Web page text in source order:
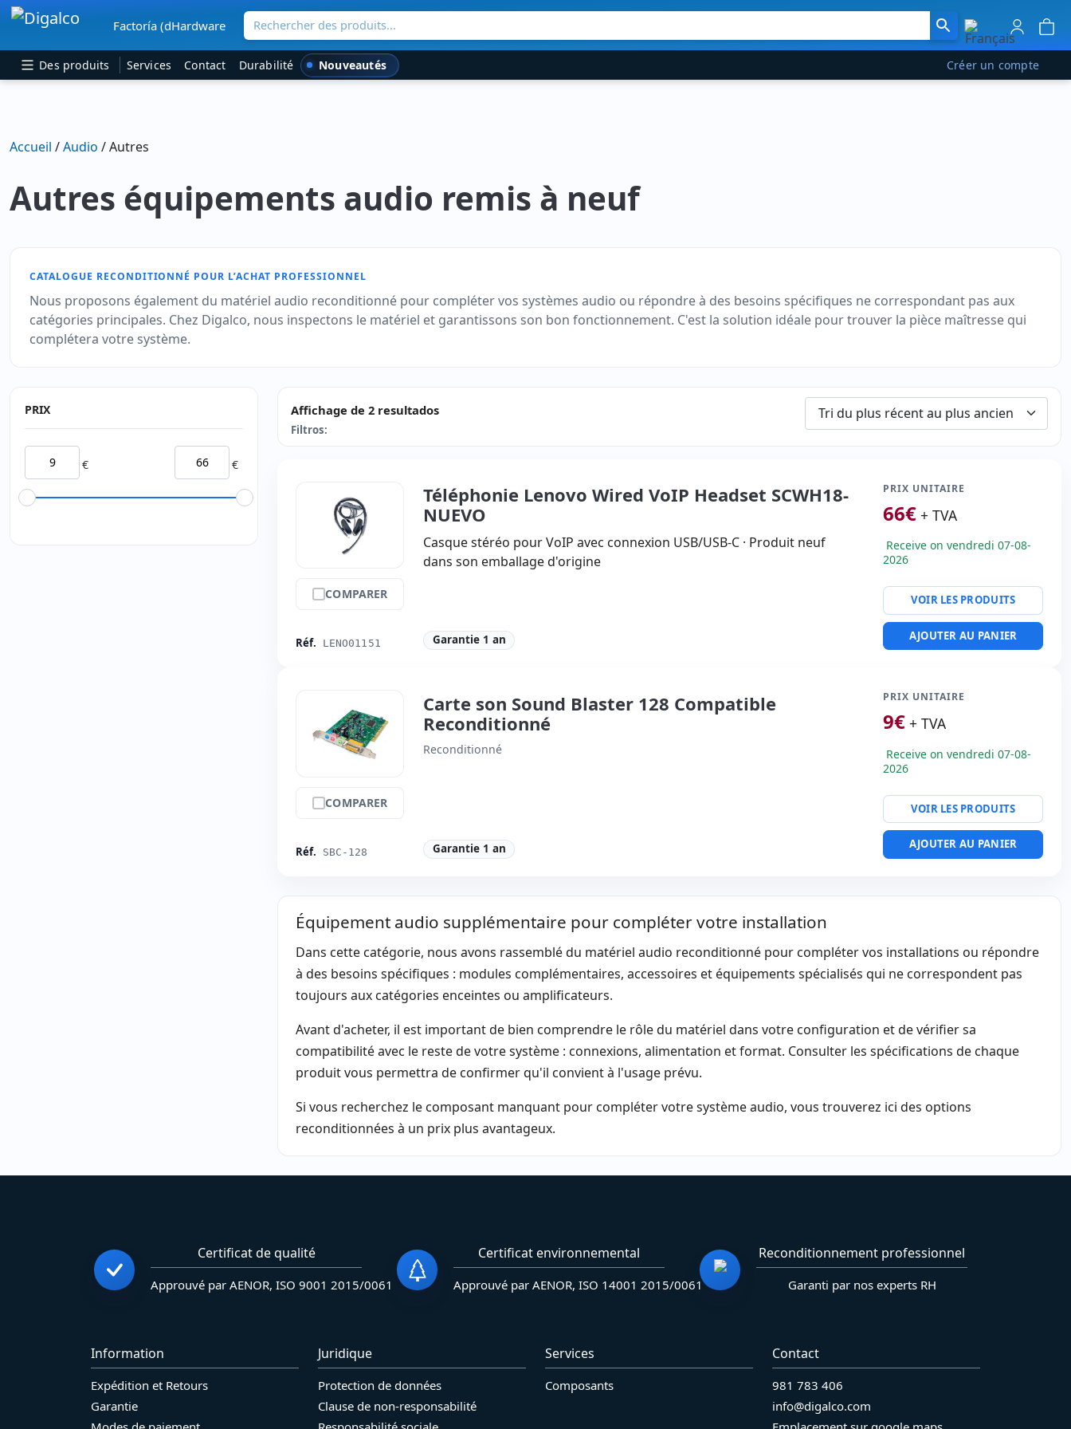
Navigation principale
Factoría (dHardware Rechercher des produits...
Des produits Services Contact Durabilité Nouveautés Créer un compte
Accueil /Audio / Autres
Autres équipements audio remis à neuf
CATALOGUE RECONDITIONNÉ POUR L’ACHAT PROFESSIONNEL
Nous proposons également du matériel audio reconditionné pour compléter vos systèmes audio ou répondre à des besoins spécifiques ne correspondant pas aux
catégories principales. Chez Digalco, nous inspectons le matériel et garantissons son bon fonctionnement. C'est la solution idéale pour trouver la pièce maîtresse qui
complétera votre système.
PRIX
€ €
Affichage de 2 resultados
Filtros:
COMPARER
Réf. LENO01151
Téléphonie Lenovo Wired VoIP Headset SCWH18-
NUEVO
Casque stéréo pour VoIP avec connexion USB/USB-C · Produit neuf
dans son emballage d'origine
Garantie 1 an
PRIX UNITAIRE
66€ + TVA
Receive on vendredi 07-08-
2026
VOIR LES PRODUITS
AJOUTER AU PANIER
COMPARER
Réf. SBC-128
Carte son Sound Blaster 128 Compatible
Reconditionné
Reconditionné
Garantie 1 an
PRIX UNITAIRE
9€ + TVA
Receive on vendredi 07-08-
2026
VOIR LES PRODUITS
AJOUTER AU PANIER
Équipement audio supplémentaire pour compléter votre installation
Dans cette catégorie, nous avons rassemblé du matériel audio reconditionné pour compléter vos installations ou répondre
à des besoins spécifiques : modules complémentaires, accessoires et équipements spécialisés qui ne correspondent pas
toujours aux catégories enceintes ou amplificateurs.
Avant d'acheter, il est important de bien comprendre le rôle du matériel dans votre configuration et de vérifier sa
compatibilité avec le reste de votre système : connexions, alimentation et format. Consulter les spécifications de chaque
produit vous permettra de confirmer qu'il convient à l'usage prévu.
Si vous recherchez le composant manquant pour compléter votre système audio, vous trouverez ici des options
reconditionnées à un prix plus avantageux.
Certificat de qualité
Approuvé par AENOR, ISO 9001 2015/0061
Certificat environnemental
Approuvé par AENOR, ISO 14001 2015/0061
Reconditionnement professionnel
Garanti par nos experts RH
Information
Expédition et Retours
Garantie
Juridique
Protection de données
Clause de non-responsabilité
Services
Composants
Contact
981 783 406
info@digalco.com